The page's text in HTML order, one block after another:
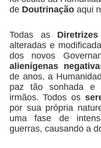
de Doutrinaçãoaqui
Todas as Diretrizes
alteradas e
dos novos
alienígenas
de anos, a
paz tão sonhada e
irmãos. Todos os
por sua própria
uma fase de
guerras, causando a